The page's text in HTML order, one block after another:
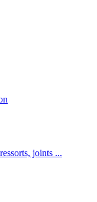
joints ...